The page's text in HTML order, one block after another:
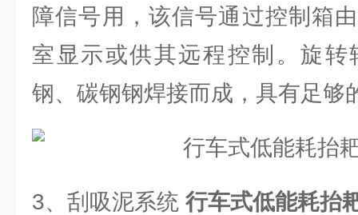
障信号用，该信号通过控制箱
室显示或供其远程控制。旋
钢、碳钢钢焊接而成，具有足够
3、刮吸泥系统 行车式低能耗抬